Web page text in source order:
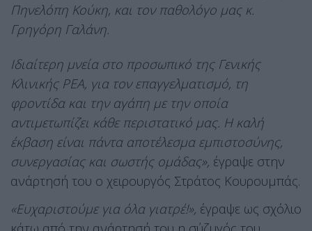
Πηνελόπη Κούκη, και τον παθολόγο μας κ.
Γρηγόρη Γαλάνη.
Ιδιαίτερη μνεία στο προσωπικό της Γενικής
Κλινικής ΡΕΑ, για τον επαγγελματισμό, τη
φροντίδα και την αγάπη με την οποία
αντιμετωπίζει κάθε περιστατικό μας. Η καλή
έκβαση είναι πάντα αποτέλεσμα εμπιστοσύνης,
συνεργασίας και σωστής ομάδας», έγραψε στην
ανάρτησή του ο χειρουργός Στράτος Κουρουμπάς.
«Ευχαριστούμε για όλα γιατρέ!», έγραψε ως σχόλιο